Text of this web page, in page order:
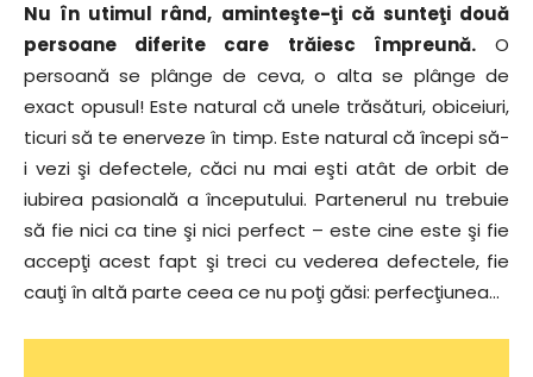
Nu în utimul rând, aminteşte-ţi că sunteţi două
persoane diferite care trăiesc împreună.O
persoană se plânge de ceva, o alta se plânge de
exact opusul! Este natural că unele trăsături, obiceiuri,
ticuri să te enerveze în timp. Este natural că începi să-
i vezi şi defectele, căci nu mai eşti atât de orbit de
iubirea pasională a începutului. Partenerul nu trebuie
să fie nici ca tine şi nici perfect – este cine este şi fie
accepţi acest fapt şi treci cu vederea defectele, fie
cauţi în altă parte ceea ce nu poţi găsi: perfecţiunea…